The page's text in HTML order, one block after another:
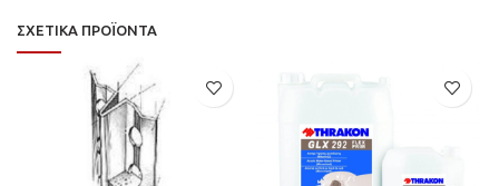
ΣΧΕΤΙΚΆ ΠΡΟΪΌΝΤΑ